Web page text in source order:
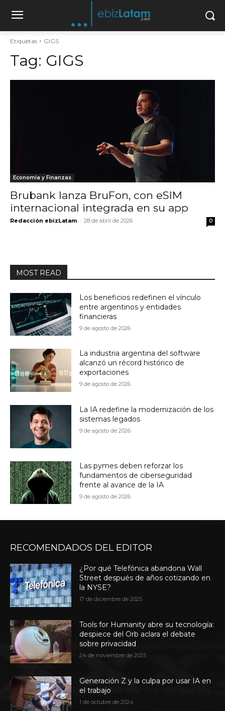
Etiquetas GIGS
Tag: GIGS
Economía y Finanzas
Brubank lanza BruFon, con eSIM
internacional integrada en su app
Redacción ebizLatam - 28 de abril de 2026 0
MOST READ
Los beneficios redefinen el vínculo
entre argentinos y entidades
financieras
9 de agosto de 2026
La industria argentina del software
alcanzó un récord histórico de
exportaciones
9 de agosto de 2026
La IA redefine la modernización de los
sistemas legados
9 de agosto de 2026
Las pymes deben reforzar los
fundamentos de ciberseguridad
frente al avance de la IA
9 de agosto de 2026
RECOMENDADOS DEL EDITOR
¿Por qué Telefónica abandona Wall
Street después de años cotizando en
la NYSE?
17 de diciembre de 2025
Tools for Humanity abre su tecnología:
despiece del Orb aclara el debate
sobre privacidad
24 de noviembre de 2025
Generación Z y la culpa por usar IA en
el trabajo
1 de octubre de 2024